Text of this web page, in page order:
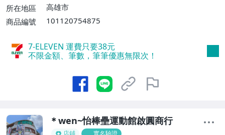
所在地區
高雄市
商品編號
101120754875
7-ELEVEN 運費只要38元
不限金額、筆數，筆筆優惠無限次！
＊wen~怡棒壘運動館啟圓商行
店鋪 實名驗證